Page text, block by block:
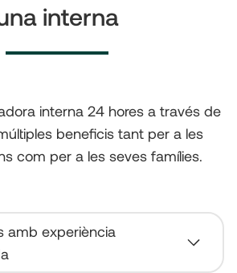
interna
interna 24 hores a través de
beneficis tant per a les
com per a les seves famílies.
amb experiència